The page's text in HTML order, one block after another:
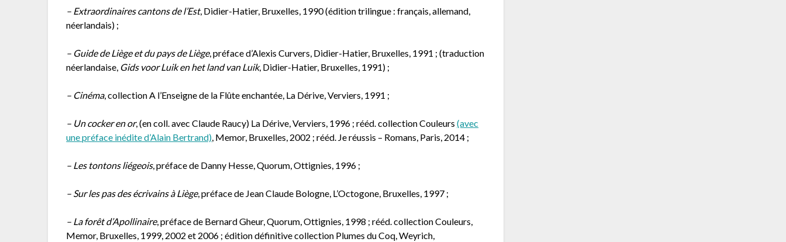
– Extraordinaires cantons de l’Est, Didier-Hatier, Bruxelles, 1990 (édition trilingue : français, allemand,
néerlandais) ;
– Guide de Liège et du pays de Liège, préface d’Alexis Curvers, Didier-Hatier, Bruxelles, 1991 ; (traduction
néerlandaise, Gids voor Luik en het land van Luik, Didier-Hatier, Bruxelles, 1991) ;
– Cinéma, collection A l’Enseigne de la Flûte enchantée, La Dérive, Verviers, 1991 ;
– Un cocker en or, (en coll. avec Claude Raucy) La Dérive, Verviers, 1996 ; rééd. collection Couleurs(avec
une préface inédite d’Alain Bertrand), Memor, Bruxelles, 2002 ; rééd. Je réussis – Romans, Paris, 2014 ;
– Les tontons liégeois, préface de Danny Hesse, Quorum, Ottignies, 1996 ;
– Sur les pas des écrivains à Liège, préface de Jean Claude Bologne, L’Octogone, Bruxelles, 1997 ;
– La forêt d’Apollinaire, préface de Bernard Gheur, Quorum, Ottignies, 1998 ; rééd. collection Couleurs,
Memor, Bruxelles, 1999, 2002 et 2006 ; édition définitive collection Plumes du Coq, Weyrich,